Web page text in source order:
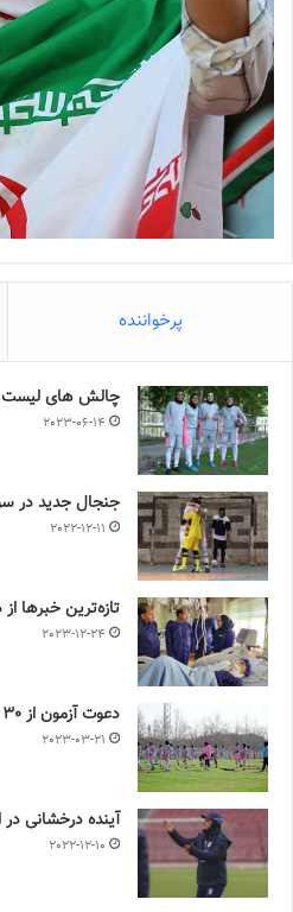
پرخواننده
چالش هاى ليست
2023-06-14
جنجال جدید در
2022-12-11
تازه‌ترین خبرها از درمان ۲ ملی‌پوش
2023-12-24
دعوت آزمون از 30 بازیکن به اردوی تیم ملی
2023-03-21
آینده درخشانی در
2022-12-10